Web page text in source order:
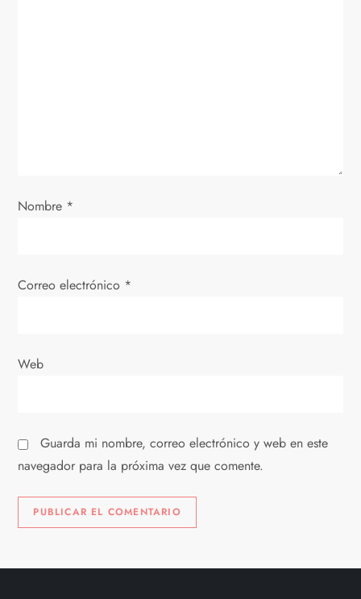
e
t
a
a
s
Nombre *
Correo electrónico *
Web
Guarda mi nombre, correo electrónico y web en este
navegador para la próxima vez que comente.